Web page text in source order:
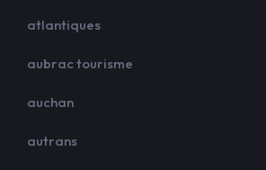
atlantiques
aubrac tourisme
auchan
autrans